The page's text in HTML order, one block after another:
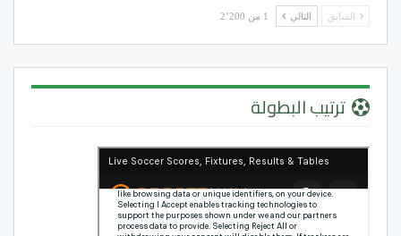
السابق التالي 1 من 2٬200
ترتيب البطولة